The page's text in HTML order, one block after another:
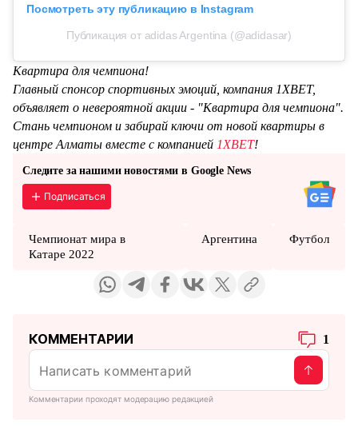
Посмотреть эту публикацию в Instagram
Публикация от adidas Argentina (@adidasar)
Квартира для чемпиона!
Главный спонсор спортивных эмоций, компания 1XBET,
объявляет о невероятной акции - "Квартира для чемпиона".
Стань чемпионом и забирай ключи от новой квартиры в
центре Алматы вместе с компанией 1XBET!
Следите за нашими новостями в Google News
Подписаться
Чемпионат мира в
Катаре 2022
Аргентина Футбол
КОММЕНТАРИИ 1
Комментарии проходят модерацию редакцией